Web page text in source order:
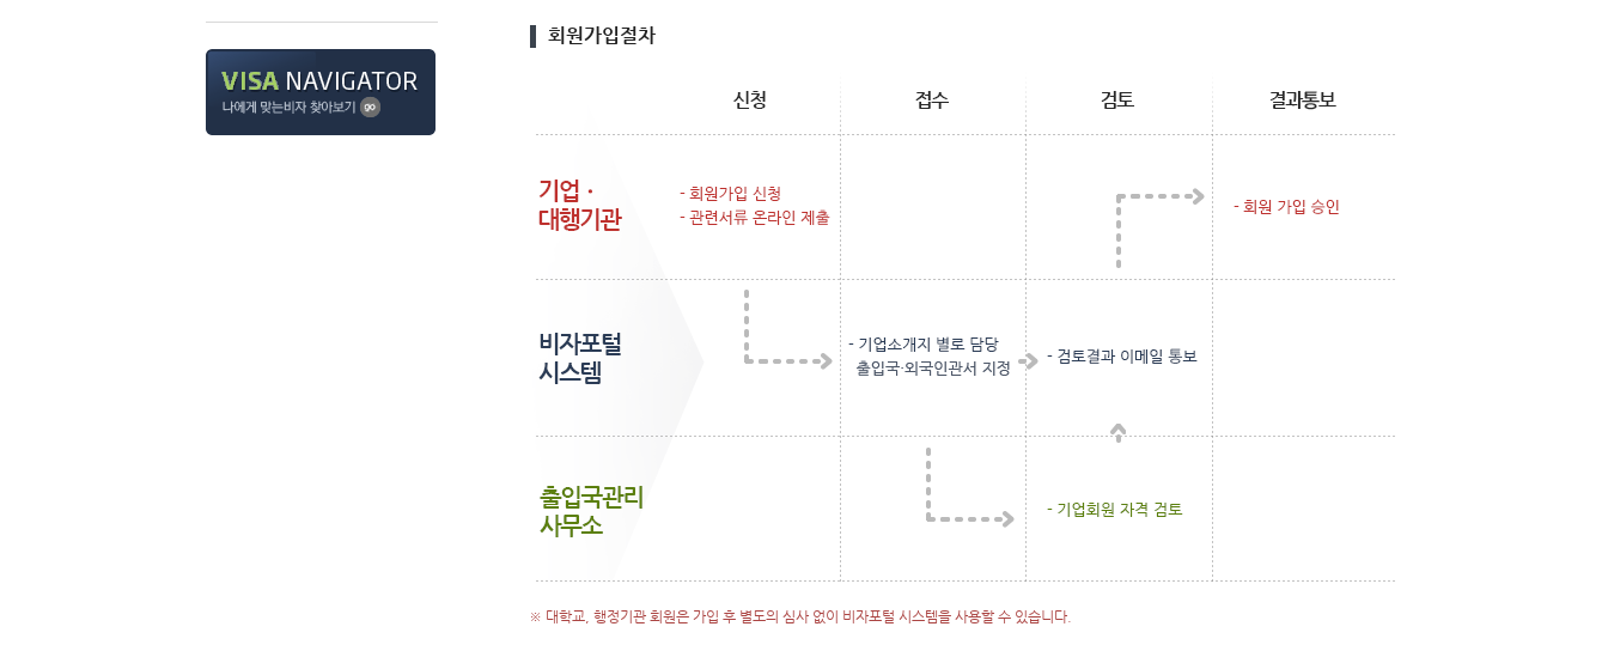
회원가입절차
대
※ 대학교, 행정기관 회원은 가입 후 별도의 심사 없이 비자포털 시스템을 사용할 수 있습니다.